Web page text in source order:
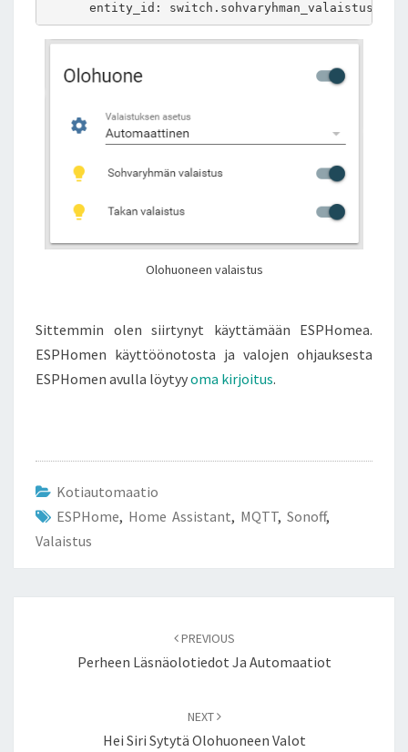
      entity_id: switch.sohvaryhman_valaistus
Olohuoneen valaistus
Sittemmin olen siirtynyt käyttämään ESPHomea.
ESPHomen käyttöönotosta ja valojen ohjauksesta
ESPHomen avulla löytyyoma kirjoitus.
Kotiautomaatio
ESPHome, Home Assistant, MQTT, Sonoff,
Valaistus
PREVIOUS
Perheen Läsnäolotiedot Ja Automaatiot
NEXT
Hei Siri Sytytä Olohuoneen Valot